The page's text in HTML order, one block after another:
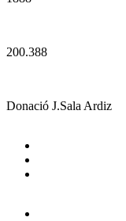
200.388
Donació J.Sala Ardiz